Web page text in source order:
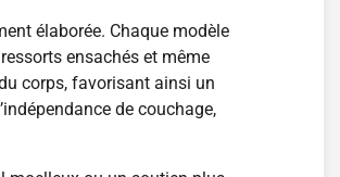
élaborée. Chaque modèle
ensachés et même
corps, favorisant ainsi un
de couchage,